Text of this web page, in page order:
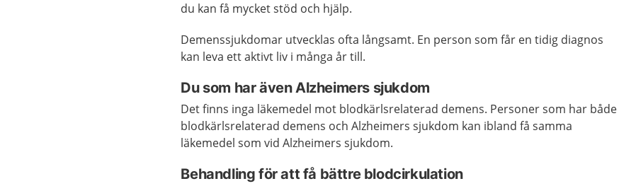
du kan få mycket stöd och hjälp.
Demenssjukdomar utvecklas ofta långsamt. En person som får en tidig diagnos
kan leva ett aktivt liv i många år till.
Du som har även Alzheimers sjukdom
Det finns inga läkemedel mot blodkärlsrelaterad demens. Personer som har både
blodkärlsrelaterad demens och Alzheimers sjukdom kan ibland få samma
läkemedel som vid Alzheimers sjukdom.
Behandling för att få bättre blodcirkulation